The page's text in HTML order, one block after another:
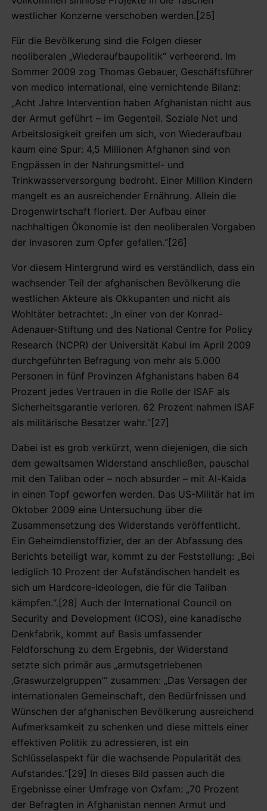
westlicher Konzerne verschoben werden.[25]
Für die Bevölkerung sind die Folgen dieser
neoliberalen „Wiederaufbaupolitik“ verheerend. Im
Sommer 2009 zog Thomas Gebauer, Geschäftsführer
von medico international, eine vernichtende Bilanz:
„Acht Jahre Intervention haben Afghanistan nicht aus
der Armut geführt – im Gegenteil. Soziale Not und
Arbeitslosigkeit greifen um sich, von Wiederaufbau
kaum eine Spur: 4,5 Millionen Afghanen sind von
Engpässen in der Nahrungsmittel- und
Trinkwasserversorgung bedroht. Einer Million Kindern
mangelt es an ausreichender Ernährung. Allein die
Drogenwirtschaft floriert. Der Aufbau einer
nachhaltigen Ökonomie ist den neoliberalen Vorgaben
der Invasoren zum Opfer gefallen.“[26]
Vor diesem Hintergrund wird es verständlich, dass ein
wachsender Teil der afghanischen Bevölkerung die
westlichen Akteure als Okkupanten und nicht als
Wohltäter betrachtet: „In einer von der Konrad-
Adenauer-Stiftung und des National Centre for Policy
Research (NCPR) der Universität Kabul im April 2009
durchgeführten Befragung von mehr als 5.000
Personen in fünf Provinzen Afghanistans haben 64
Prozent jedes Vertrauen in die Rolle der ISAF als
Sicherheitsgarantie verloren. 62 Prozent nahmen ISAF
als militärische Besatzer wahr.“[27]
Dabei ist es grob verkürzt, wenn diejenigen, die sich
dem gewaltsamen Widerstand anschließen, pauschal
mit den Taliban oder – noch absurder – mit Al-Kaida
in einen Topf geworfen werden. Das US-Militär hat im
Oktober 2009 eine Untersuchung über die
Zusammensetzung des Widerstands veröffentlicht.
Ein Geheimdienstoffizier, der an der Abfassung des
Berichts beteiligt war, kommt zu der Feststellung: „Bei
lediglich 10 Prozent der Aufständischen handelt es
sich um Hardcore-Ideologen, die für die Taliban
kämpfen.“.[28] Auch der International Council on
Security and Development (ICOS), eine kanadische
Denkfabrik, kommt auf Basis umfassender
Feldforschung zu dem Ergebnis, der Widerstand
setzte sich primär aus „armutsgetriebenen
‚Graswurzelgruppen'“ zusammen: „Das Versagen der
internationalen Gemeinschaft, den Bedürfnissen und
Wünschen der afghanischen Bevölkerung ausreichend
Aufmerksamkeit zu schenken und diese mittels einer
effektiven Politik zu adressieren, ist ein
Schlüsselaspekt für die wachsende Popularität des
Aufstandes.“[29] In dieses Bild passen auch die
Ergebnisse einer Umfrage von Oxfam: „70 Prozent
der Befragten in Afghanistan nennen Armut und